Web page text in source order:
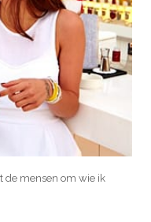
de mensen om wie ik